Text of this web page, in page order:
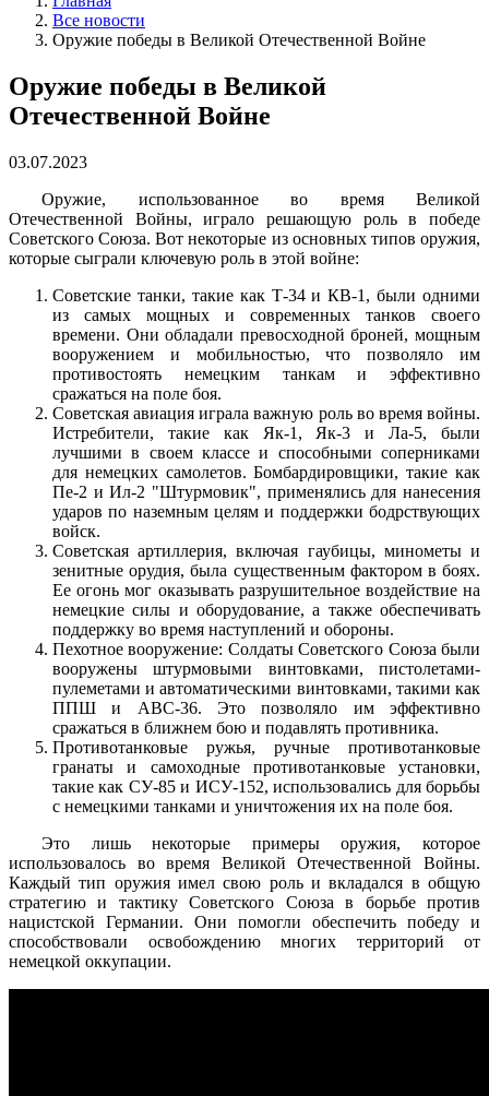
Все новости
Оружие победы в Великой Отечественной Войне
Оружие победы в Великой
Отечественной Войне
03.07.2023
Оружие, использованное во время Великой
Отечественной Войны, играло решающую роль в победе
Советского Союза. Вот некоторые из основных типов оружия,
которые сыграли ключевую роль в этой войне:
Советские танки, такие как Т-34 и КВ-1, были одними
из самых мощных и современных танков своего
времени. Они обладали превосходной броней, мощным
вооружением и мобильностью, что позволяло им
противостоять немецким танкам и эффективно
сражаться на поле боя.
Советская авиация играла важную роль во время войны.
Истребители, такие как Як-1, Як-3 и Ла-5, были
лучшими в своем классе и способными соперниками
для немецких самолетов. Бомбардировщики, такие как
Пе-2 и Ил-2 "Штурмовик", применялись для нанесения
ударов по наземным целям и поддержки бодрствующих
войск.
Советская артиллерия, включая гаубицы, минометы и
зенитные орудия, была существенным фактором в боях.
Ее огонь мог оказывать разрушительное воздействие на
немецкие силы и оборудование, а также обеспечивать
поддержку во время наступлений и обороны.
Пехотное вооружение: Солдаты Советского Союза были
вооружены штурмовыми винтовками, пистолетами-
пулеметами и автоматическими винтовками, такими как
ППШ и АВС-36. Это позволяло им эффективно
сражаться в ближнем бою и подавлять противника.
Противотанковые ружья, ручные противотанковые
гранаты и самоходные противотанковые установки,
такие как СУ-85 и ИСУ-152, использовались для борьбы
с немецкими танками и уничтожения их на поле боя.
Это лишь некоторые примеры оружия, которое
использовалось во время Великой Отечественной Войны.
Каждый тип оружия имел свою роль и вкладался в общую
стратегию и тактику Советского Союза в борьбе против
нацистской Германии. Они помогли обеспечить победу и
способствовали освобождению многих территорий от
немецкой оккупации.